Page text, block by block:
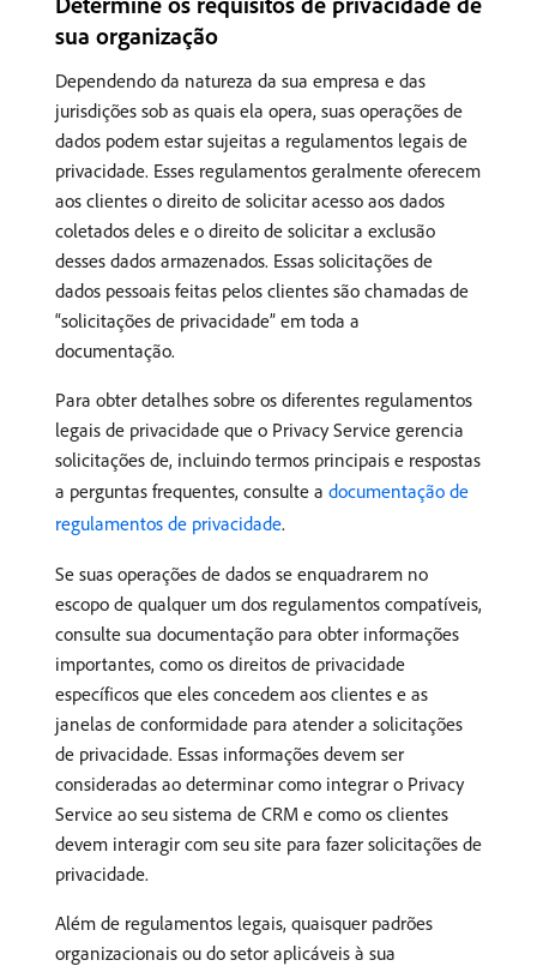
sua organização
Dependendo da natureza da sua empresa e das
jurisdições sob as quais ela opera, suas operações de
dados podem estar sujeitas a regulamentos legais de
privacidade. Esses regulamentos geralmente oferecem
aos clientes o direito de solicitar acesso aos dados
coletados deles e o direito de solicitar a exclusão
desses dados armazenados. Essas solicitações de
dados pessoais feitas pelos clientes são chamadas de
“solicitações de privacidade” em toda a
documentação.
Para obter detalhes sobre os diferentes regulamentos
legais de privacidade que o Privacy Service gerencia
solicitações de, incluindo termos principais e respostas
a perguntas frequentes, consulte a documentação de
regulamentos de privacidade.
Se suas operações de dados se enquadrarem no
escopo de qualquer um dos regulamentos compatíveis,
consulte sua documentação para obter informações
importantes, como os direitos de privacidade
específicos que eles concedem aos clientes e as
janelas de conformidade para atender a solicitações
de privacidade. Essas informações devem ser
consideradas ao determinar como integrar o Privacy
Service ao seu sistema de CRM e como os clientes
devem interagir com seu site para fazer solicitações de
privacidade.
Além de regulamentos legais, quaisquer padrões
organizacionais ou do setor aplicáveis à sua